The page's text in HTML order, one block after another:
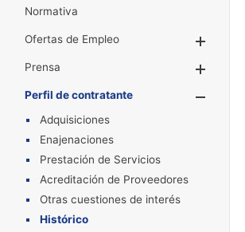
Normativa
Ofertas de Empleo
Prensa
Perfil de contratante
Adquisiciones
Enajenaciones
Prestación de Servicios
Acreditación de Proveedores
Otras cuestiones de interés
Histórico